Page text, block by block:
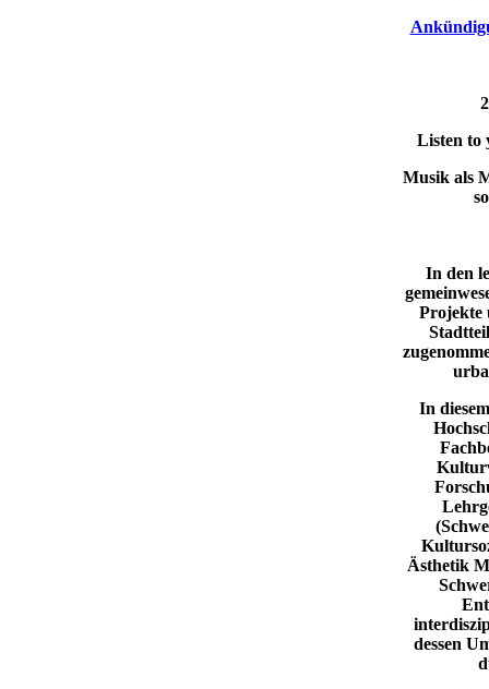
Listen to
Musik als
In den
Projekte
In
Ästhetik
dessen